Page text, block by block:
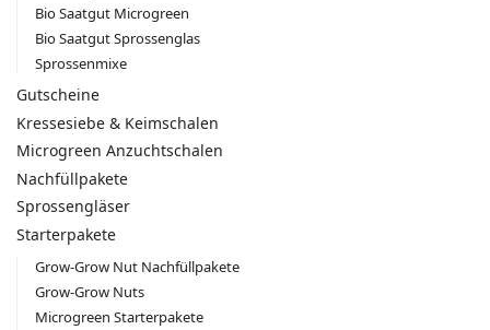
Bio Saatgut Microgreen
Bio Saatgut Sprossenglas
Sprossenmixe
Gutscheine
Kressesiebe & Keimschalen
Microgreen Anzuchtschalen
Nachfüllpakete
Sprossengläser
Starterpakete
Grow-Grow Nut Nachfüllpakete
Grow-Grow Nuts
Microgreen Starterpakete